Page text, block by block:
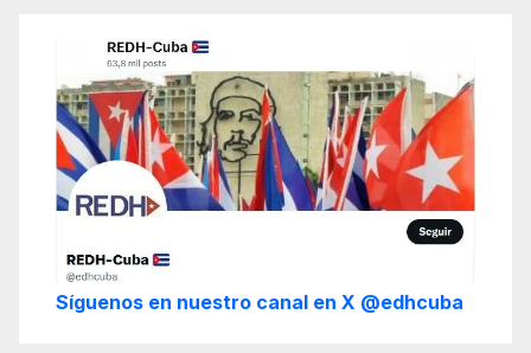
Síguenos en nuestro canal en X @edhcuba